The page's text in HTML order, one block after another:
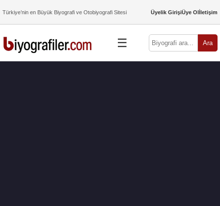
Türkiye’nin en Büyük Biyografi ve Otobiyografi Sitesi Üyelik GirişiÜye Olİletişim
☰ Ara